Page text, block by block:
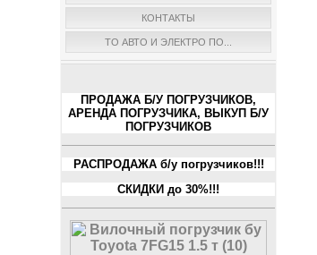
КОНТАКТЫ
ТО АВТО И ЭЛЕКТРО ПО...
ПРОДАЖА Б/У ПОГРУЗЧИКОВ,
АРЕНДА ПОГРУЗЧИКА, ВЫКУП Б/У
ПОГРУЗЧИКОВ
РАСПРОДАЖА б/у погрузчиков!!!
СКИДКИ до 30%!!!